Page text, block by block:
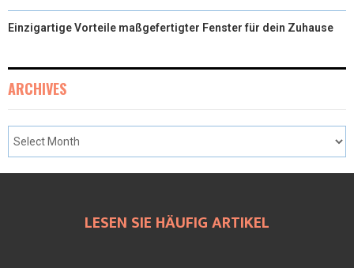
Einzigartige Vorteile maßgefertigter Fenster für dein Zuhause
ARCHIVES
LESEN SIE HÄUFIG ARTIKEL